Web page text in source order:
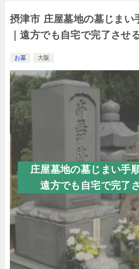
摂津市 庄屋墓地の墓じまい
｜遠方でも自宅で完了させ
お墓 大阪
庄屋墓地の墓じまい手
遠方でも自宅で完了